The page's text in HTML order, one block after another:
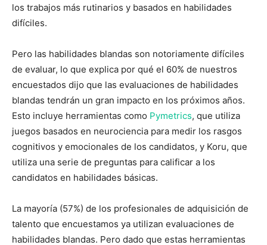
los trabajos más rutinarios y basados ​​en habilidades
difíciles.
Pero las habilidades blandas son notoriamente difíciles
de evaluar, lo que explica por qué el 60% de nuestros
encuestados dijo que las evaluaciones de habilidades
blandas tendrán un gran impacto en los próximos años.
Esto incluye herramientas como Pymetrics, que utiliza
juegos basados ​​en neurociencia para medir los rasgos
cognitivos y emocionales de los candidatos, y Koru, que
utiliza una serie de preguntas para calificar a los
candidatos en habilidades básicas.
La mayoría (57%) de los profesionales de adquisición de
talento que encuestamos ya utilizan evaluaciones de
habilidades blandas. Pero dado que estas herramientas